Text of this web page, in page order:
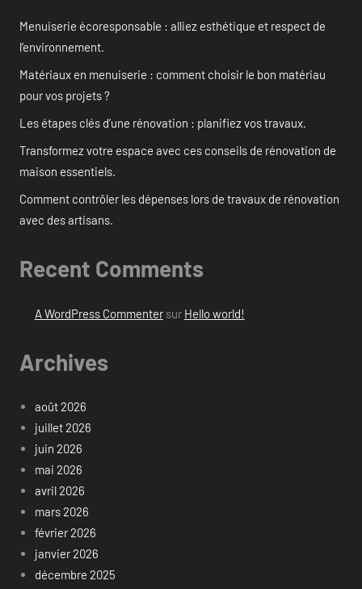
Menuiserie écoresponsable : alliez esthétique et respect de
l’environnement.
Matériaux en menuiserie : comment choisir le bon matériau
pour vos projets ?
Les étapes clés d’une rénovation : planifiez vos travaux.
Transformez votre espace avec ces conseils de rénovation de
maison essentiels.
Comment contrôler les dépenses lors de travaux de rénovation
avec des artisans.
Recent Comments
A WordPress Commentersur Hello world!
Archives
août 2026
juillet 2026
juin 2026
mai 2026
avril 2026
mars 2026
février 2026
janvier 2026
décembre 2025